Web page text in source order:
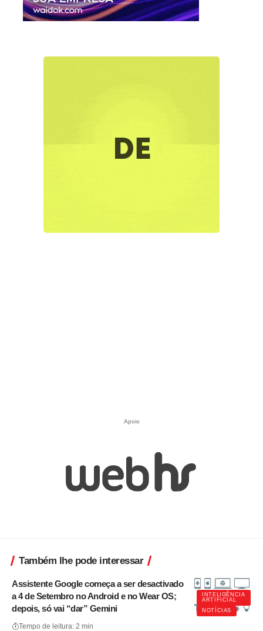
Apoio
Também lhe pode interessar
INTELIGÊNCIA
ARTIFICIAL
NOTÍCIAS
Assistente Google começa a ser desactivado
a 4 de Setembro no Android e no Wear OS;
depois, só vai “dar” Gemini
Tempo de leitura: 2 min